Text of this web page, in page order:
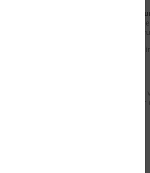
moderne
Confort si versatilitate pentru
pentru companiile care doresc
purtarii zilnice si ofera un
fiind potrivite pentru activitati
integrand logo-ul companiei intr-un mod
proiectelor de uniformizare si campaniilor